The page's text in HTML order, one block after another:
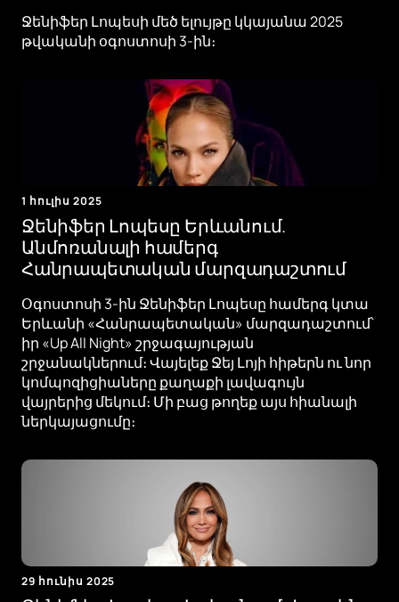
Ջենիֆեր Լոպեսի մեծ ելույթը կկայանա 2025
թվականի օգոստոսի 3-ին։
1 հուլիս 2025
Ջենիֆեր Լոպեսը Երևանում.
Անմոռանալի համերգ
Հանրապետական ​​մարզադաշտում
Օգոստոսի 3-ին Ջենիֆեր Լոպեսը համերգ կտա
Երևանի «Հանրապետական» մարզադաշտում՝
իր «Up All Night» շրջագայության
շրջանակներում։ Վայելեք Ջեյ Լոյի հիթերն ու նոր
կոմպոզիցիաները քաղաքի լավագույն
վայրերից մեկում։ Մի բաց թողեք այս հիանալի
ներկայացումը։
29 հունիս 2025